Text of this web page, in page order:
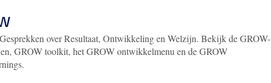
over Resultaat, Ontwikkeling en Welzijn. Bekijk de GROW-
GROW toolkit, het GROW ontwikkelmenu en de GROW